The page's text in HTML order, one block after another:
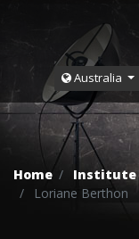
Australia
Home Institute
Loriane Berthon